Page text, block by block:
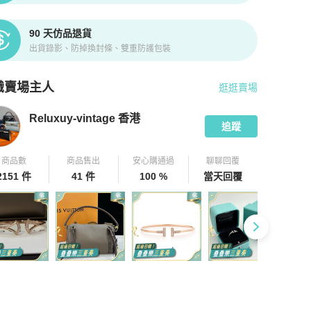
90 天仿品退貨
出貨錄影、防掉換封條、雙重防護包裝
賣場主人
拍拍圈嚴選賣家 介紹
逛逛賣場
Reluxuy-vintage 香港
追蹤
商品數
件
商品售出
41 件
安心購通過
100 %
聊聊回覆
當天回覆